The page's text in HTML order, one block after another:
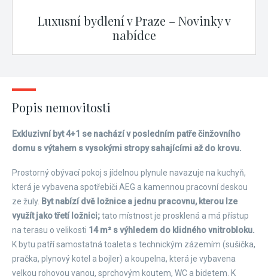
Luxusní bydlení v Praze – Novinky v
nabídce
Popis nemovitosti
Exkluzivní byt 4+1 se nachází v posledním patře činžovního
domu s výtahem s vysokými stropy sahajícími až do krovu.
Prostorný obývací pokoj s jídelnou plynule navazuje na kuchyň,
která je vybavena spotřebiči AEG a kamennou pracovní deskou
ze žuly. Byt nabízí dvě ložnice a jednu pracovnu, kterou lze
využít jako třetí ložnici;tato místnost je prosklená a má přístup
na terasu o velikosti 14 m² s výhledem do klidného vnitrobloku.
K bytu patří samostatná toaleta s technickým zázemím (sušička,
pračka, plynový kotel a bojler) a koupelna, která je vybavena
velkou rohovou vanou, sprchovým koutem, WC a bidetem. K